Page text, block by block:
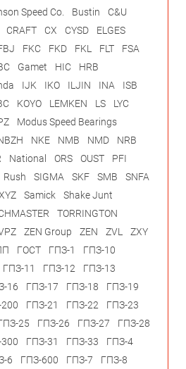
Speed Co. Bustin
C&U
CRAFT CX CYSD
ELGES
FKC FKD FKL FLT
FSA
Gamet HIC
HRB
IJK IKO ILJIN INA
ISB
KOYO LEMKEN LS
LYC
Modus Speed Bearings
NKE NMB NMD
NRB
National ORS OUST
PFI
Rush SIGMA SKF SMB
SNFA
Samick
Shake Junt
TORRINGTON
ZEN Group ZEN ZVL
ZXY
ГОСТ ГПЗ-1
ГПЗ-10
ГПЗ-11 ГПЗ-12
ГПЗ-13
16 ГПЗ-17 ГПЗ-18
ГПЗ-19
ГПЗ-21 ГПЗ-22
ГПЗ-23
25 ГПЗ-26 ГПЗ-27
ГПЗ-28
ГПЗ-31 ГПЗ-33
ГПЗ-4
6 ГПЗ-600 ГПЗ-7
ГПЗ-8